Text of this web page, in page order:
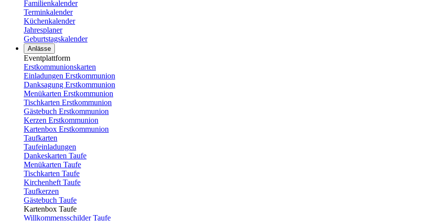
Familienkalender
Terminkalender
Küchenkalender
Jahresplaner
Geburtstagskalender
Anlässe
Eventplattform
Erstkommunionskarten
Einladungen Erstkommunion
Danksagung Erstkommunion
Menükarten Erstkommunion
Tischkarten Erstkommunion
Gästebuch Erstkommunion
Kerzen Erstkommunion
Kartenbox Erstkommunion
Taufkarten
Taufeinladungen
Dankeskarten Taufe
Menükarten Taufe
Tischkarten Taufe
Kirchenheft Taufe
Taufkerzen
Gästebuch Taufe
Kartenbox Taufe
Willkommensschilder Taufe